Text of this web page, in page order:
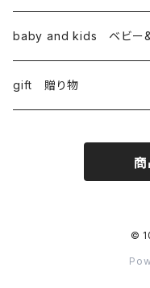
baby and kids ベビー&
gift 贈り物
©